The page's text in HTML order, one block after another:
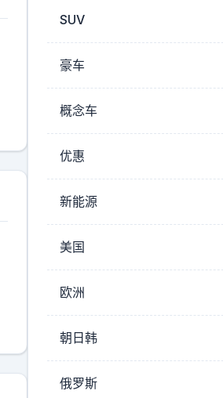
SUV
豪车
概念车
优惠
新能源
美国
欧洲
朝日韩
俄罗斯